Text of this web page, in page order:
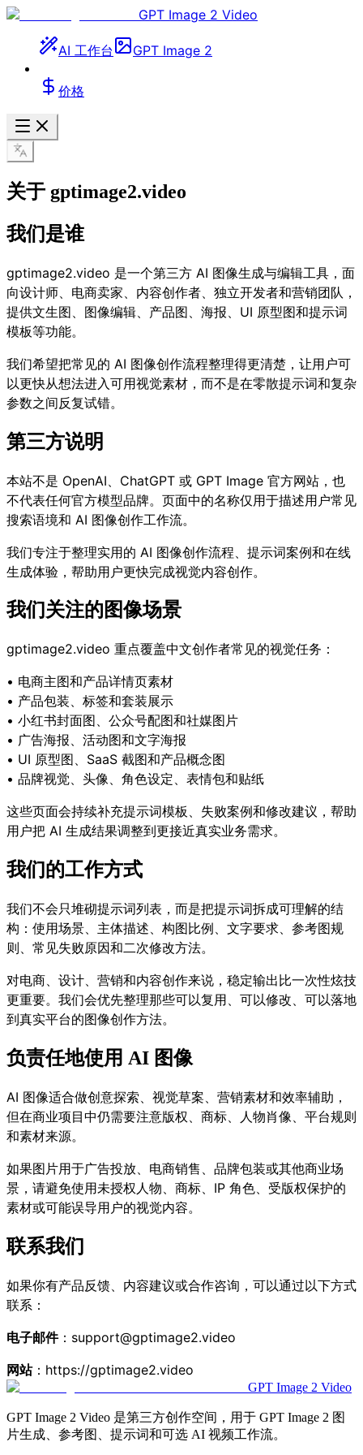
GPT Image 2 Video
AI 工作台 GPT Image 2
价格
关于 gptimage2.video
我们是谁
gptimage2.video 是一个第三方 AI 图像生成与编辑工具，面
向设计师、电商卖家、内容创作者、独立开发者和营销团队，
提供文生图、图像编辑、产品图、海报、UI 原型图和提示词
模板等功能。
我们希望把常见的 AI 图像创作流程整理得更清楚，让用户可
以更快从想法进入可用视觉素材，而不是在零散提示词和复杂
参数之间反复试错。
第三方说明
本站不是 OpenAI、ChatGPT 或 GPT Image 官方网站，也
不代表任何官方模型品牌。页面中的名称仅用于描述用户常见
搜索语境和 AI 图像创作工作流。
我们专注于整理实用的 AI 图像创作流程、提示词案例和在线
生成体验，帮助用户更快完成视觉内容创作。
我们关注的图像场景
gptimage2.video 重点覆盖中文创作者常见的视觉任务：
• 电商主图和产品详情页素材
• 产品包装、标签和套装展示
• 小红书封面图、公众号配图和社媒图片
• 广告海报、活动图和文字海报
• UI 原型图、SaaS 截图和产品概念图
• 品牌视觉、头像、角色设定、表情包和贴纸
这些页面会持续补充提示词模板、失败案例和修改建议，帮助
用户把 AI 生成结果调整到更接近真实业务需求。
我们的工作方式
我们不会只堆砌提示词列表，而是把提示词拆成可理解的结
构：使用场景、主体描述、构图比例、文字要求、参考图规
则、常见失败原因和二次修改方法。
对电商、设计、营销和内容创作来说，稳定输出比一次性炫技
更重要。我们会优先整理那些可以复用、可以修改、可以落地
到真实平台的图像创作方法。
负责任地使用 AI 图像
AI 图像适合做创意探索、视觉草案、营销素材和效率辅助，
但在商业项目中仍需要注意版权、商标、人物肖像、平台规则
和素材来源。
如果图片用于广告投放、电商销售、品牌包装或其他商业场
景，请避免使用未授权人物、商标、IP 角色、受版权保护的
素材或可能误导用户的视觉内容。
联系我们
如果你有产品反馈、内容建议或合作咨询，可以通过以下方式
联系：
电子邮件：support@gptimage2.video
网站： https://gptimage2.video
GPT Image 2 Video
GPT Image 2 Video 是第三方创作空间，用于 GPT Image 2 图
片生成、参考图、提示词和可选 AI 视频工作流。